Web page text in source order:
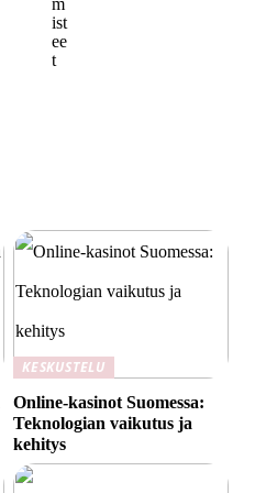
ist
ee
t
KESKUSTELU
Online-kasinot Suomessa:
Teknologian vaikutus ja
kehitys